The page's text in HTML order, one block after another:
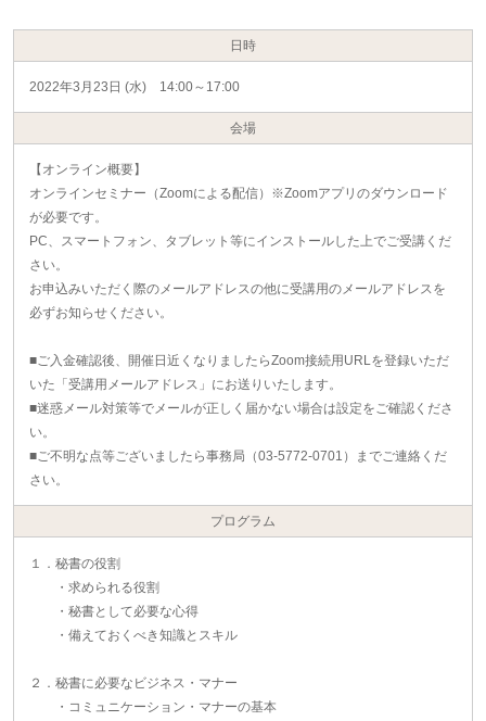
日時
2022年3月23日 (水) 14:00～17:00
会場
【オンライン概要】
オンラインセミナー（Zoomによる配信）※Zoomアプリのダウンロード
が必要です。
PC、スマートフォン、タブレット等にインストールした上でご受講くだ
さい。
お申込みいただく際のメールアドレスの他に受講用のメールアドレスを
必ずお知らせください。
■ご入金確認後、開催日近くなりましたらZoom接続用URLを登録いただ
いた「受講用メールアドレス」にお送りいたします。
■迷惑メール対策等でメールが正しく届かない場合は設定をご確認くださ
い。
■ご不明な点等ございましたら事務局（03-5772-0701）までご連絡くだ
さい。
プログラム
１．秘書の役割
・求められる役割
・秘書として必要な心得
・備えておくべき知識とスキル
２．秘書に必要なビジネス・マナー
・コミュニケーション・マナーの基本